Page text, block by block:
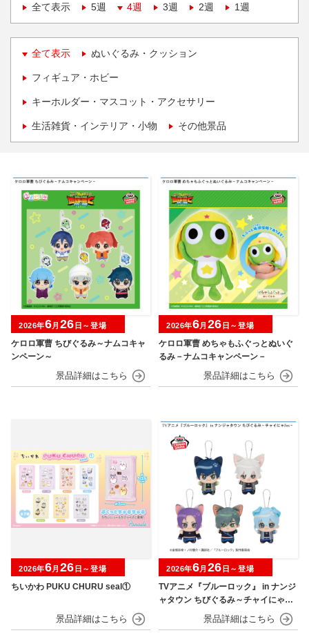
全て表示
5週 4週 3週 2週 1週
全て表示 ぬいぐるみ・クッション
フィギュア・ホビー
キーホルダー・マスコット・アクセサリー
生活雑貨・インテリア・小物 その他景品
ケロロ軍曹 ちびぐるみ～ナムコキャ
ンペーン～
2026年6月 26 日～登場
ケロロ軍曹 めちゃもふぐっとぬいぐ
るみ－ナムコキャンペーン－
2026年6月 26 日～登場
ちいかわ PUKU CHURU seal①
2026年6月 26 日～登場
TVアニメ『ブルーロック』 in ナンジ
ャタウン ちびぐるみ～チャイにゃFe
2026年6月 26 日～登場